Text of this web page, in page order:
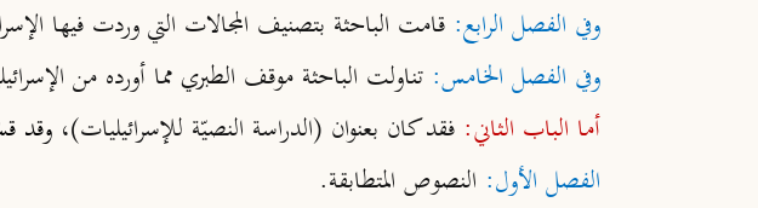
وفي الفصل الرابع: قامت الباحثة بتصنيف المجالات التي وردت فيها
وفي الفصل الخامس: تناولت الباحثة موقف الطبري مما أورده من
أما الباب الثاني: فقد كان بعنوان (الدراسة النصيّة للإسرائيليات)، وقد
الفصل الأول: النصوص المتطابقة.